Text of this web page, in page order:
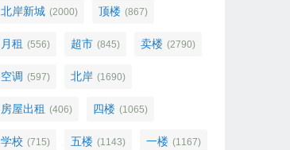
北岸新城 (2000) 顶楼 (867)
月租 (556) 超市 (845) 卖楼 (2790)
空调 (597) 北岸 (1690)
房屋出租 (406) 四楼 (1065)
学校 (715) 五楼 (1143) 一楼 (1167)